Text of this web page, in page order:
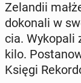
Ze­lan­dii
do­ko­na­li w
cia. Wy­ko­pa­li
kilo.
Księgi